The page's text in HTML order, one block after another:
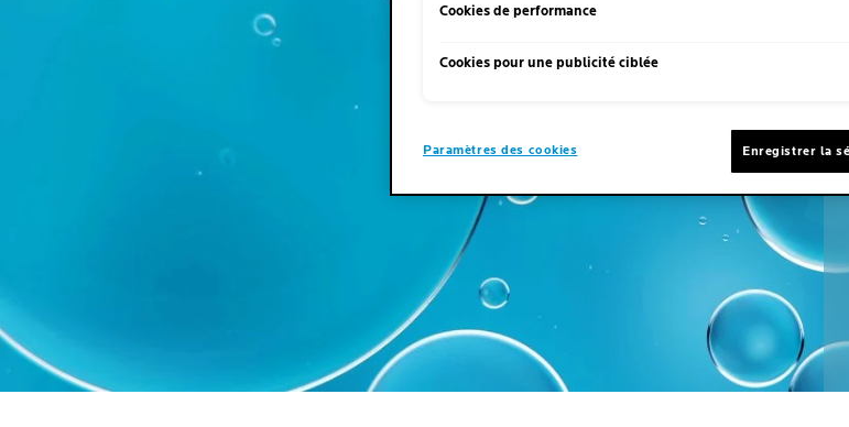
Cookies de performance
Cookies pour une publicité ciblée
Paramètres des cookies Enregistrer la